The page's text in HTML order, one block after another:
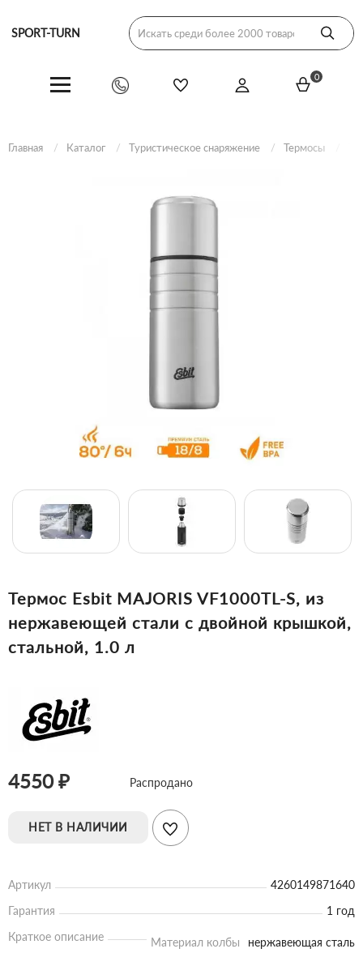
SPORT-TURN
0
Главная Каталог Туристическое снаряжение Термосы
Термос Esbit MAJORIS VF1000TL-S, из
нержавеющей стали с двойной крышкой,
стальной, 1.0 л
4550 ₽ Распродано
НЕТ В НАЛИЧИИ
Артикул
4260149871640
Гарантия
1 год
Краткое описание
Материал колбы
нержавеющая сталь